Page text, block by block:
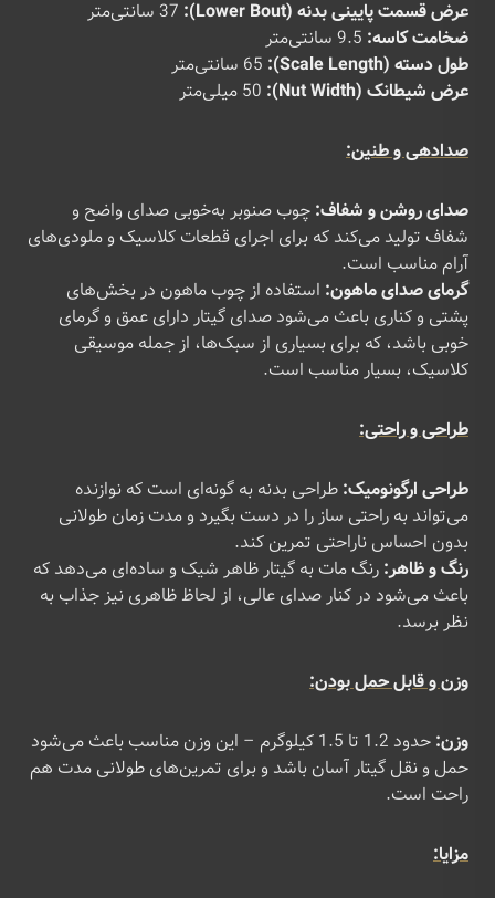
عرض قسمت پایینی بدنه (Lower Bout):
ضخامت کاسه:
طول دسته (Scale Length):
عرض شیطانک (Nut Width):
صدادهی و طنین:
صدای روشن و شفاف: چوب صنوبر به‌خوبی صدای واضح و
شفاف تولید می‌کند که برای اجرای قطعات کلاسیک و ملودی‌های
آرام مناسب است.
گرمای صدای ماهون: استفاده از چوب ماهون در بخش‌های
پشتی و کناری باعث می‌شود صدای گیتار دارای عمق و گرمای
خوبی باشد، که برای بسیاری از سبک‌ها، از جمله موسیقی
کلاسیک، بسیار مناسب است.
طراحی و راحتی:
طراحی ارگونومیک: طراحی بدنه به گونه‌ای است که نوازنده
می‌تواند به راحتی ساز را در دست بگیرد و مدت زمان طولانی
بدون احساس ناراحتی تمرین کند.
رنگ و ظاهر: رنگ مات به گیتار ظاهر شیک و ساده‌ای می‌دهد که
باعث می‌شود در کنار صدای عالی، از لحاظ ظاهری نیز جذاب به
نظر برسد.
وزن و قابل حمل بودن:
وزن:
حدود 1.2 تا 1.5 کیلوگرم – این وزن مناسب باعث می‌شود
حمل و نقل گیتار آسان باشد و برای تمرین‌های طولانی مدت هم
راحت است.
مزایا: